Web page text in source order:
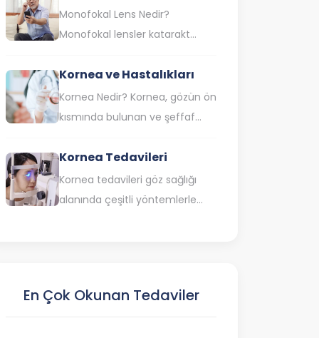
içinde mevcut olan doğal
lensimizin…
Monofokal Lens Nedir?
Monofokal lensler katarakt
mercek türlerinden biridir.
Katarakt gözde saydam olarak
bulunan lensin birtakım
Kornea ve Hastalıkları
Kornea Nedir? Kornea, gözün ön
kısmında bulunan ve şeffaf
Işığın göze girmesini ve
retinaya odaklanmasını
sağlayarak net…
Kornea Tedavileri
Kornea tedavileri göz sağlığı
alanında çeşitli yöntemlerle
En Çok Okunan Tedaviler